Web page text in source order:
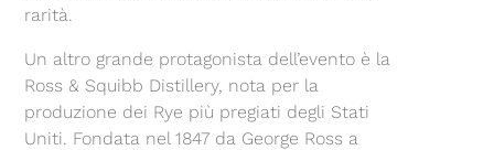
rarità.
Un altro grande protagonista dell’evento è la
Ross & Squibb Distillery, nota per la
produzione dei Rye più pregiati degli Stati
Uniti. Fondata nel 1847 da George Ross a